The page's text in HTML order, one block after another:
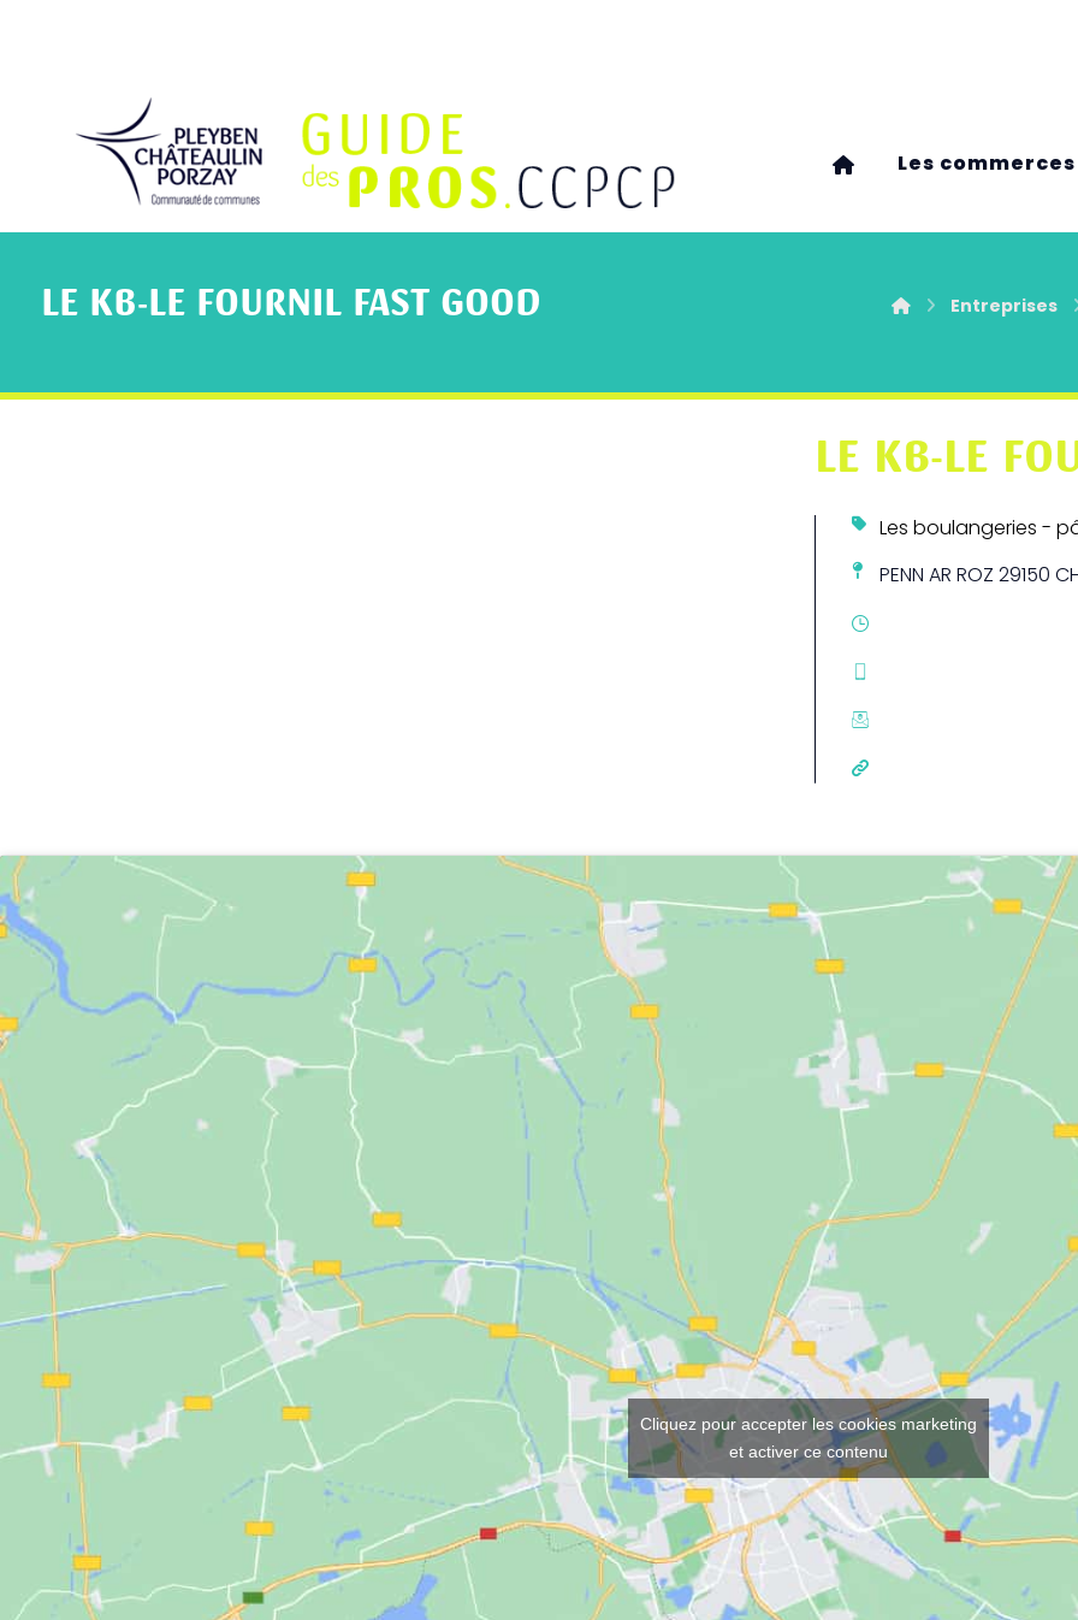
Les commerces
LE KB-LE FOURNIL FAST GOOD Entreprises
LE KB-LE
Les boulangeries -
PENN AR ROZ 29150
Cliquez pour accepter les cookies marketing
et activer ce contenu